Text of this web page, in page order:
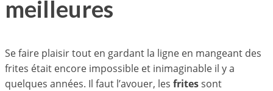
meilleures
Se faire plaisir tout en gardant la ligne en mangeant des
frites était encore impossible et inimaginable il y a
quelques années. Il faut l’avouer, les fritessont